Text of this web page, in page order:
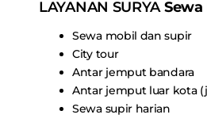
LAYANAN SURYA
Sewa mobil dan supir
City tour
Antar jemput bandara
Antar jemput luar kota
Sewa supir harian